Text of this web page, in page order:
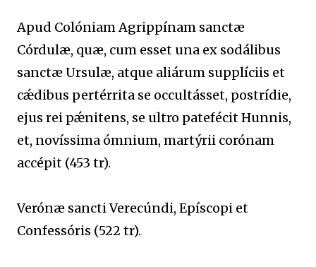
Apud Colóniam Agrippínam sanctæ
Córdulæ, quæ, cum esset una ex sodálibus
sanctæ Ursulæ, atque aliárum supplíciis et
cǽdibus pertérrita se occultásset, postrídie,
ejus rei pǽnitens, se ultro patefécit Hunnis,
et, novíssima ómnium, martýrii corónam
accépit (453 tr).
Verónæ sancti Verecúndi, Epíscopi et
Confessóris (522 tr).